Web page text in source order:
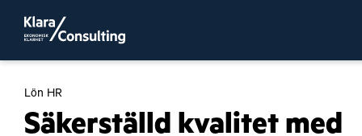
Lön HR
Säkerställd kvalitet med